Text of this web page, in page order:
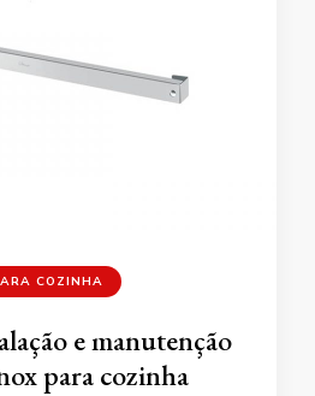
COZINHA
e manutenção
para cozinha